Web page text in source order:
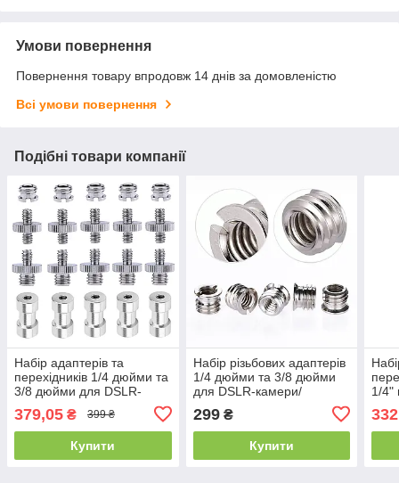
Умови повернення
Повернення товару впродовж 14 днів за домовленістю
Всі умови повернення
Подібні товари компанії
Набір адаптерів та
перехідників 1/4 дюйми та
3/8 дюйми для DSLR-
монопода/кульової
головки/спалаху
379,05 ₴ 399 ₴
Купити
Набір різьбових адаптерів
1/4 дюйми та 3/8 дюйми
для DSLR-камери/
кульової головки/спалаху
299₴
Купити
1/4"